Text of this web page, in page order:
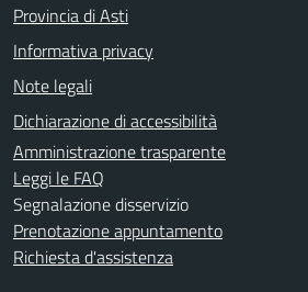
Provincia di Asti
Informativa privacy
Note legali
Dichiarazione di accessibilità
Amministrazione trasparente
Leggi le FAQ
Segnalazione disservizio
Prenotazione appuntamento
Richiesta d'assistenza